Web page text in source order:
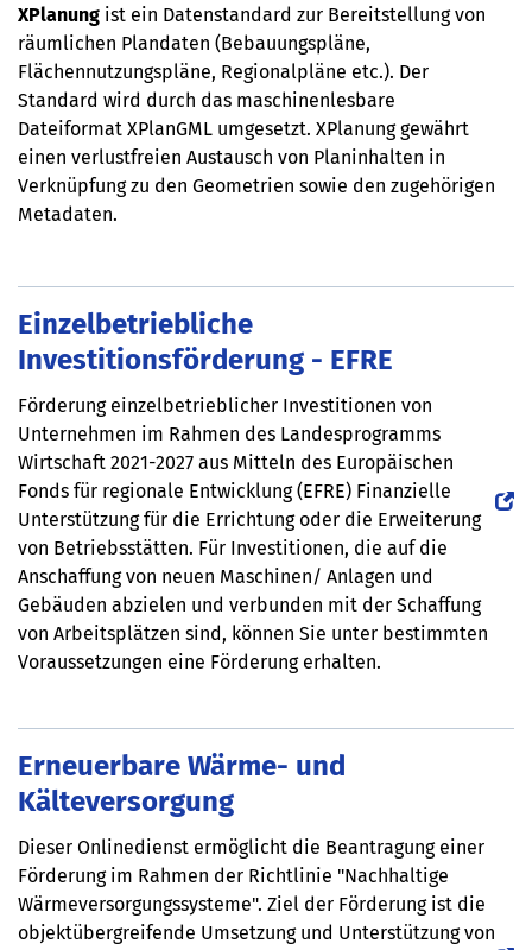
XPlanung ist ein Datenstandard zur Bereitstellung von
räumlichen Plandaten (Bebauungspläne,
Flächennutzungspläne, Regionalpläne etc.). Der
Standard wird durch das maschinenlesbare
Dateiformat XPlanGML umgesetzt. XPlanung gewährt
einen verlustfreien Austausch von Planinhalten in
Verknüpfung zu den Geometrien sowie den zugehörigen
Metadaten.
Einzelbetriebliche
Investitionsförderung - EFRE
Förderung einzelbetrieblicher Investitionen von
Unternehmen im Rahmen des Landesprogramms
Wirtschaft 2021-2027 aus Mitteln des Europäischen
Fonds für regionale Entwicklung (EFRE) Finanzielle
Unterstützung für die Errichtung oder die Erweiterung
von Betriebsstätten. Für Investitionen, die auf die
Anschaffung von neuen Maschinen/ Anlagen und
Gebäuden abzielen und verbunden mit der Schaffung
von Arbeitsplätzen sind, können Sie unter bestimmten
Voraussetzungen eine Förderung erhalten.
Erneuerbare Wärme- und
Kälteversorgung
Dieser Onlinedienst ermöglicht die Beantragung einer
Förderung im Rahmen der Richtlinie "Nachhaltige
Wärmeversorgungssysteme". Ziel der Förderung ist die
objektübergreifende Umsetzung und Unterstützung von